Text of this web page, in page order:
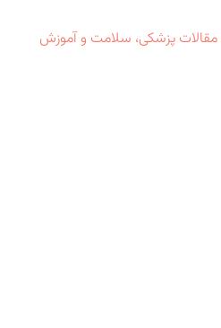
مقالات پزشکی، سلامت و آموزش